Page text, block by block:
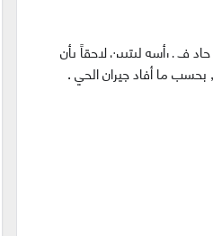
في رأسه ليتبين لاحقاً بأن
بحسب ما أفاد جيران الحي .